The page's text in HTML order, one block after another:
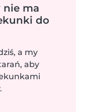
nie ma
do
a my
aby